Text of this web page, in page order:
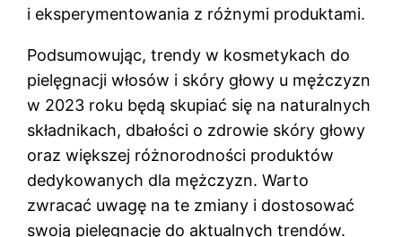
i eksperymentowania z różnymi produktami.
Podsumowując, trendy w kosmetykach do
pielęgnacji włosów i skóry głowy u mężczyzn
w 2023 roku będą skupiać się na naturalnych
składnikach, dbałości o zdrowie skóry głowy
oraz większej różnorodności produktów
dedykowanych dla mężczyzn. Warto
zwracać uwagę na te zmiany i dostosować
swoją pielęgnację do aktualnych trendów.